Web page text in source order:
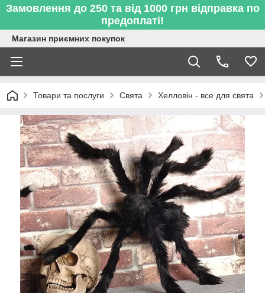
Замовлення до 250 та від 1000 грн відправка по
предоплаті!
Магазин приємних покупок
Товари та послуги Свята Хелловін - все для свята